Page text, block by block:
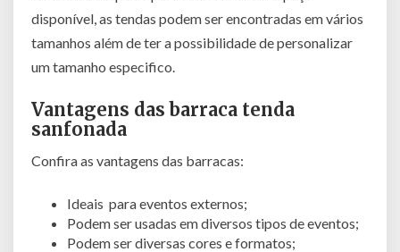
disponível, as tendas podem ser encontradas em vários
tamanhos além de ter a possibilidade de personalizar
um tamanho especifico.
Vantagens das barraca tenda
sanfonada
Confira as vantagens das barracas:
Ideais para eventos externos;
Podem ser usadas em diversos tipos de eventos;
Podem ser diversas cores e formatos;